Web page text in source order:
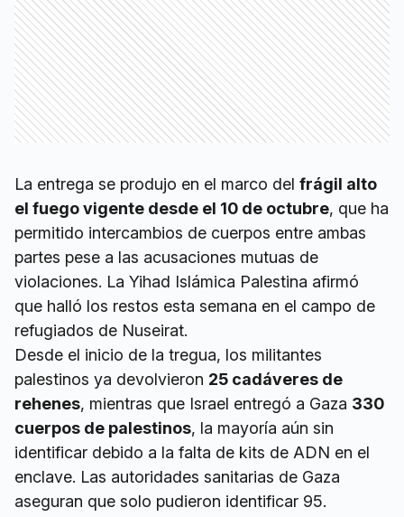
La entrega se produjo en el marco del frágil alto
el fuego vigente desde el 10 de octubre, que ha
permitido intercambios de cuerpos entre ambas
partes pese a las acusaciones mutuas de
violaciones. La Yihad Islámica Palestina afirmó
que halló los restos esta semana en el campo de
refugiados de Nuseirat.
Desde el inicio de la tregua, los militantes
palestinos ya devolvieron 25 cadáveres de
rehenes, mientras que Israel entregó a Gaza 330
cuerpos de palestinos, la mayoría aún sin
identificar debido a la falta de kits de ADN en el
enclave. Las autoridades sanitarias de Gaza
aseguran que solo pudieron identificar 95.